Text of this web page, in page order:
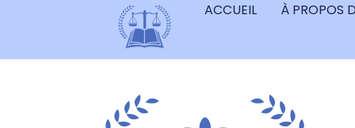
ACCUEIL À PROPOS